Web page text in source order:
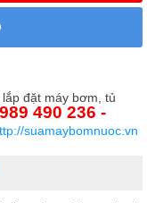
đặt máy bơm, tủ
490 236 -
suamaybomnuoc.vn